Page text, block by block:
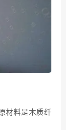
材料是木质纤